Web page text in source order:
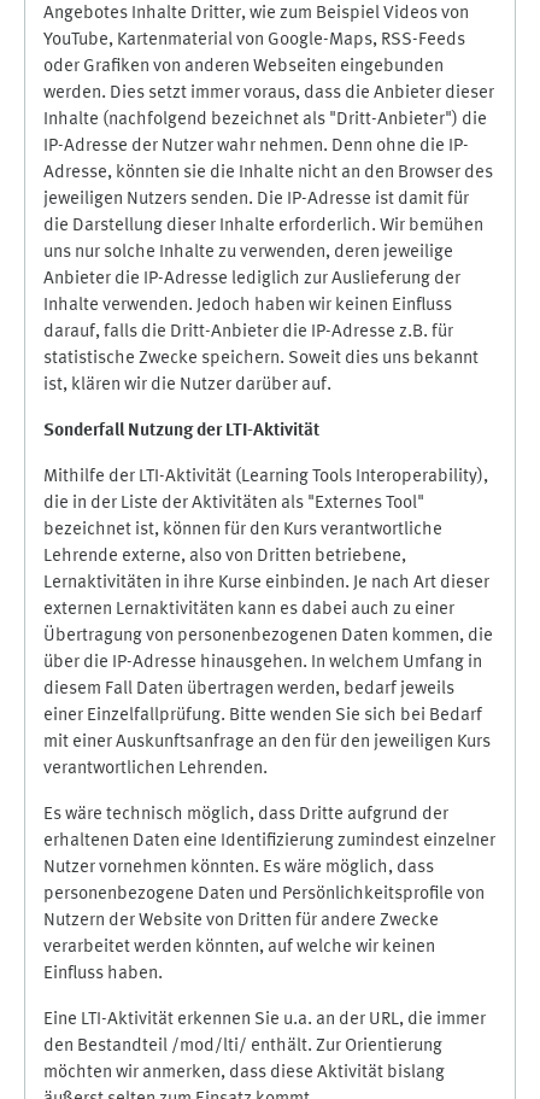
Angebotes Inhalte Dritter, wie zum Beispiel Videos von
YouTube, Kartenmaterial von Google-Maps, RSS-Feeds
oder Grafiken von anderen Webseiten eingebunden
werden. Dies setzt immer voraus, dass die Anbieter dieser
Inhalte (nachfolgend bezeichnet als "Dritt-Anbieter") die
IP-Adresse der Nutzer wahr nehmen. Denn ohne die IP-
Adresse, könnten sie die Inhalte nicht an den Browser des
jeweiligen Nutzers senden. Die IP-Adresse ist damit für
die Darstellung dieser Inhalte erforderlich. Wir bemühen
uns nur solche Inhalte zu verwenden, deren jeweilige
Anbieter die IP-Adresse lediglich zur Auslieferung der
Inhalte verwenden. Jedoch haben wir keinen Einfluss
darauf, falls die Dritt-Anbieter die IP-Adresse z.B. für
statistische Zwecke speichern. Soweit dies uns bekannt
ist, klären wir die Nutzer darüber auf.
Sonderfall Nutzung der LTI-Aktivität
Mithilfe der LTI-Aktivität (Learning Tools Interoperability),
die in der Liste der Aktivitäten als "Externes Tool"
bezeichnet ist, können für den Kurs verantwortliche
Lehrende externe, also von Dritten betriebene,
Lernaktivitäten in ihre Kurse einbinden. Je nach Art dieser
externen Lernaktivitäten kann es dabei auch zu einer
Übertragung von personenbezogenen Daten kommen, die
über die IP-Adresse hinausgehen. In welchem Umfang in
diesem Fall Daten übertragen werden, bedarf jeweils
einer Einzelfallprüfung. Bitte wenden Sie sich bei Bedarf
mit einer Auskunftsanfrage an den für den jeweiligen Kurs
verantwortlichen Lehrenden.
Es wäre technisch möglich, dass Dritte aufgrund der
erhaltenen Daten eine Identifizierung zumindest einzelner
Nutzer vornehmen könnten. Es wäre möglich, dass
personenbezogene Daten und Persönlichkeitsprofile von
Nutzern der Website von Dritten für andere Zwecke
verarbeitet werden könnten, auf welche wir keinen
Einfluss haben.
Eine LTI-Aktivität erkennen Sie u.a. an der URL, die immer
den Bestandteil /mod/lti/ enthält. Zur Orientierung
möchten wir anmerken, dass diese Aktivität bislang